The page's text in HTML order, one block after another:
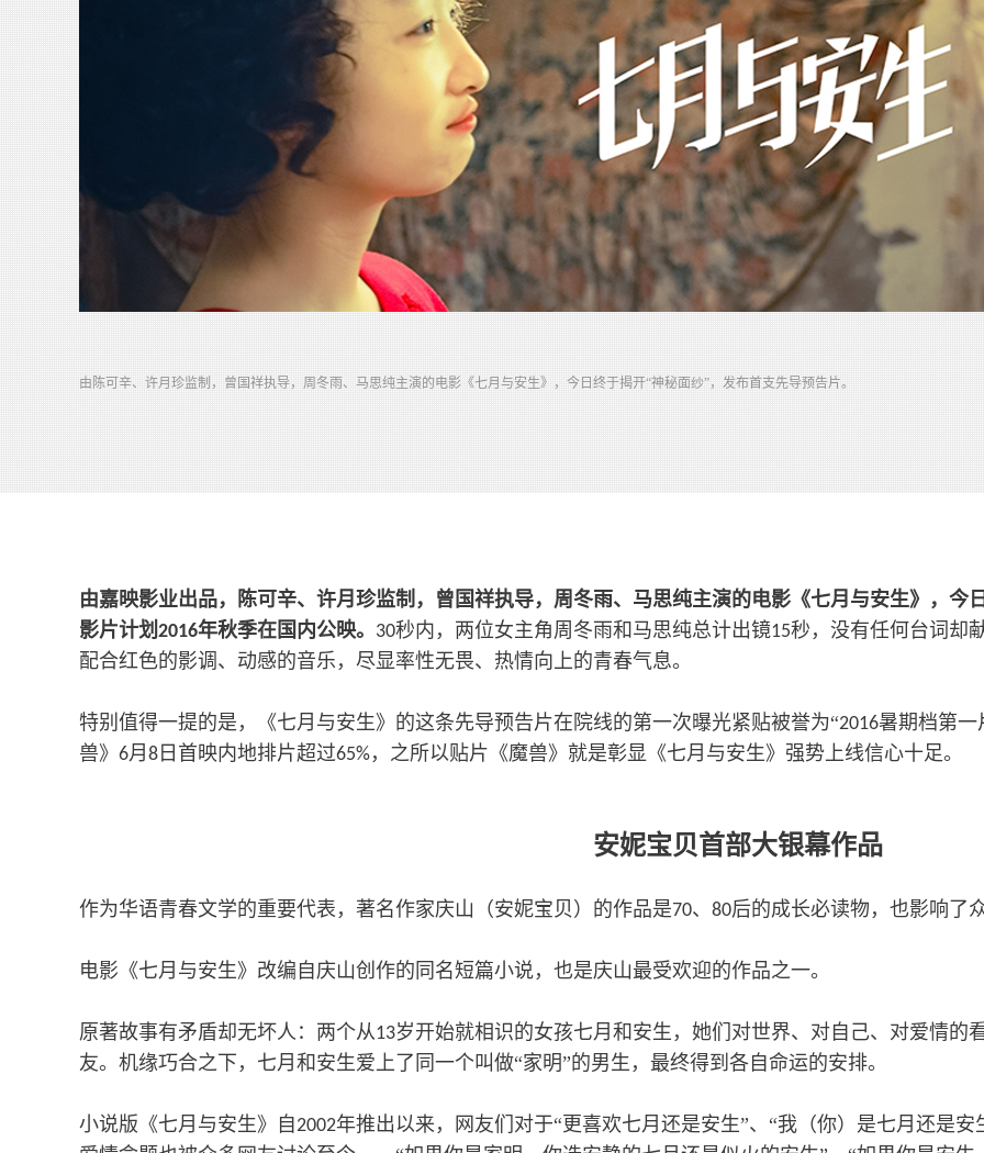
由陈可辛、许月珍监制，曾国祥执导，周冬雨、马思纯主演的电影《七月与安生》，今日终于揭开“神秘面纱”，发布首支先导预告片。
由嘉映影业出品，陈可辛、许月珍监制，曾国祥执导，周冬雨、马思纯主演的电影《七月与安生》，今
影片计划 2016年秋季在国内公映。 30秒内，两位女主角周冬雨和马思纯总计出镜15秒，没有任何台词却
配合红色的影调、动感的音乐，尽显率性无畏、热情向上的青春气息。
特别值得一提的是，《七月与安生》的这条先导预告片在院线的第一次曝光紧贴被誉为“2016暑期档第一
兽》 6月 8 日首映内地排片超过65%，之所以贴片《魔兽》就是彰显《七月与安生》强势上线信心十足。
安妮宝贝首部大银幕作品
作为华语青春文学的重要代表，著名作家庆山（安妮宝贝）的作品是70、 80后的成长必读物，也影响了
电影《七月与安生》改编自庆山创作的同名短篇小说，也是庆山最受欢迎的作品之一。
原著故事有矛盾却无坏人：两个从13岁开始就相识的女孩七月和安生，她们对世界、对自己、对爱情的
友。机缘巧合之下，七月和安生爱上了同一个叫做“家明”的男生，最终得到各自命运的安排。
小说版《七月与安生》自 2002年推出以来，网友们对于“更喜欢七月还是安生”、“我（你）是七月还是